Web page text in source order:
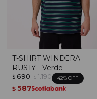
T-SHIRT WINDERA
RUSTY - Verde
$ 690 $ 1.190 42
$ 587